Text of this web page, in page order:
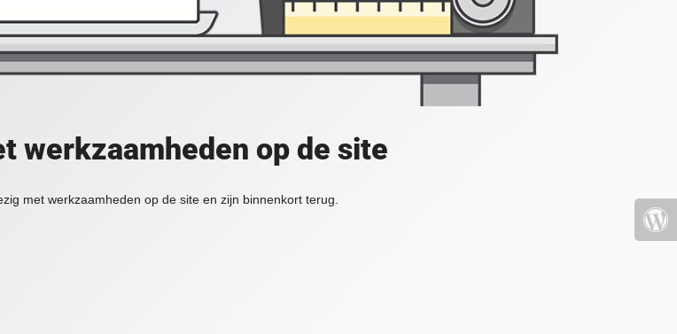
werkzaamheden op de site
met werkzaamheden op de site en zijn binnenkort terug.